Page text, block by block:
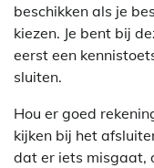
beschikken als je
kiezen. Je bent bij
eerst een
sluiten.
Hou er goed
kijken bij het
dat er iets misgaat,